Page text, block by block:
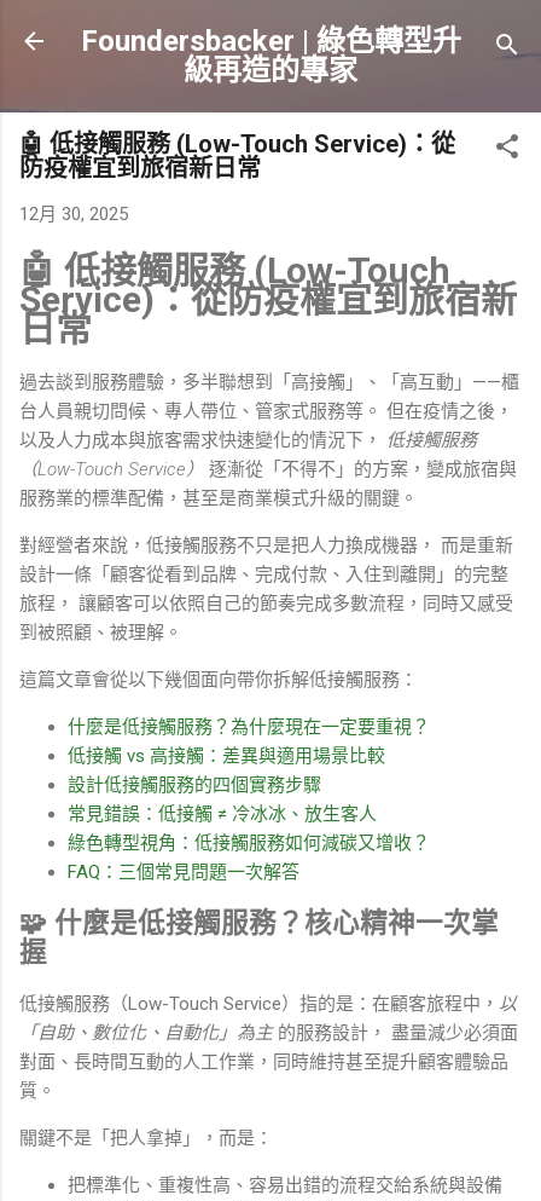
跳到主要內容
Foundersbacker | 綠色轉型升
級再造的專家
🤖 低接觸服務 (Low-Touch Service)：從
防疫權宜到旅宿新日常
12月 30, 2025
🤖 低接觸服務 (Low-Touch
Service)：從防疫權宜到旅宿新
日常
過去談到服務體驗，多半聯想到「高接觸」、「高互動」——櫃
台人員親切問候、專人帶位、管家式服務等。 但在疫情之後，
以及人力成本與旅客需求快速變化的情況下，
低接觸服務
（Low-Touch Service）
逐漸從「不得不」的方案，變成旅宿與
服務業的標準配備，甚至是商業模式升級的關鍵。
對經營者來說，低接觸服務不只是把人力換成機器， 而是重新
設計一條「顧客從看到品牌、完成付款、入住到離開」的完整
旅程， 讓顧客可以依照自己的節奏完成多數流程，同時又感受
到被照顧、被理解。
這篇文章會從以下幾個面向帶你拆解低接觸服務：
什麼是低接觸服務？為什麼現在一定要重視？
低接觸 vs 高接觸：差異與適用場景比較
設計低接觸服務的四個實務步驟
常見錯誤：低接觸 ≠ 冷冰冰、放生客人
綠色轉型視角：低接觸服務如何減碳又增收？
FAQ：三個常見問題一次解答
🧩 什麼是低接觸服務？核心精神一次掌
握
低接觸服務（Low-Touch Service）指的是：在顧客旅程中， 以
「自助、數位化、自動化」為主的服務設計， 盡量減少必須面
對面、長時間互動的人工作業，同時維持甚至提升顧客體驗品
質。
關鍵不是「把人拿掉」，而是：
把標準化、重複性高、容易出錯的流程交給系統與設備